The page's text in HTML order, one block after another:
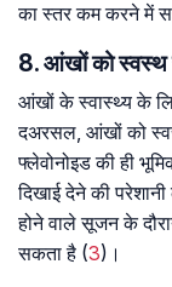
का स्तर कम करने में
8. आंखों को
आंखों के स्वास्थ्य के
दअरसल, आंखों को
फ्लेवोनोइड की ही
दिखाई देने की
होने वाले सूजन के
सकता है (3)।